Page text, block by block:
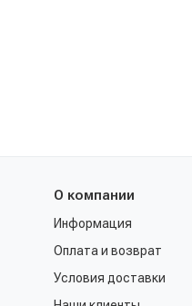
О компании
Информация
Оплата и возврат
Условия доставки